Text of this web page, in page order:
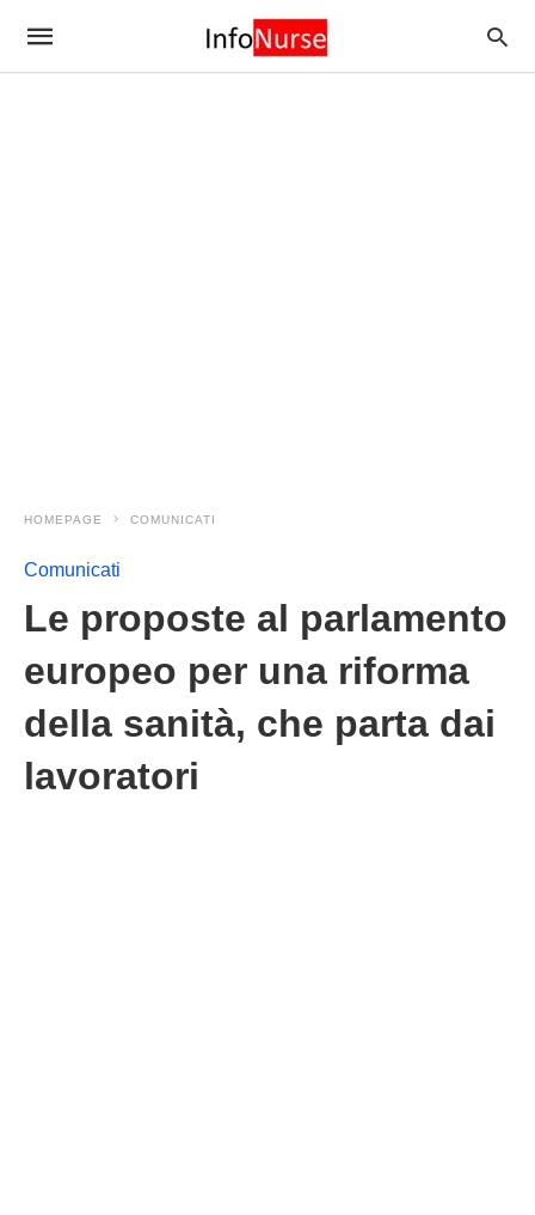
HOMEPAGE COMUNICATI
Comunicati
Le proposte al parlamento
europeo per una riforma
della sanità, che parta dai
lavoratori